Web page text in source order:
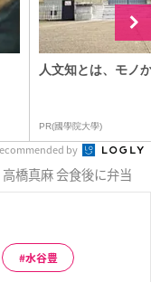
人文知とは、モノ
PR(國學院大學)
by
高橋真麻 会食後に弁当
水谷豊